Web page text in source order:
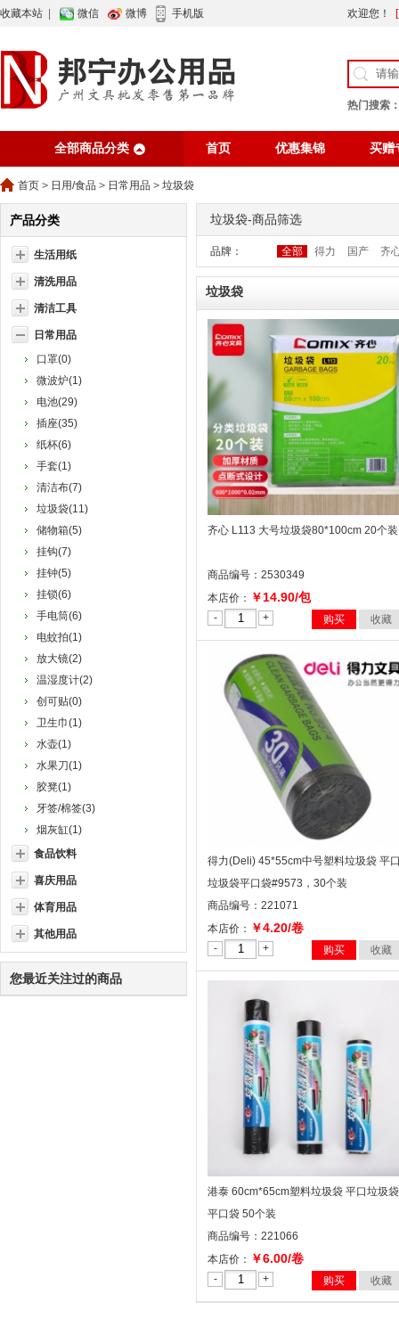
收藏本站 微信 微博 手机版 欢迎您！
热门搜索
全部商品分类 首页 优惠集锦 买赠
首页 > 日用/食品 > 日常用品 > 垃圾袋
产品分类
生活用纸
清洗用品
清洁工具
日常用品
口罩(0)
微波炉(1)
电池(29)
插座(35)
纸杯(6)
手套(1)
清洁布(7)
垃圾袋(11)
储物箱(5)
挂钩(7)
挂钟(5)
挂锁(6)
手电筒(6)
电蚊拍(1)
放大镜(2)
温湿度计(2)
创可贴(0)
卫生巾(1)
水壶(1)
水果刀(1)
胶凳(1)
牙签/棉签(3)
烟灰缸(1)
食品饮料
喜庆用品
体育用品
其他用品
您最近关注过的商品
垃圾袋-商品筛选
品牌： 全部 得力 国产 齐
垃圾袋
齐心 L113 大号垃圾袋80*100cm 20个装
商品编号：2530349
本店价： ￥14.90/包
- + 购买 收藏
得力(Deli) 45*55cm中号塑料垃圾袋 平
垃圾袋平口袋#9573，30个装
商品编号：221071
本店价： ￥4.20/卷
- + 购买 收藏
港泰 60cm*65cm塑料垃圾袋 平口垃圾袋
平口袋 50个装
商品编号：221066
本店价： ￥6.00/卷
- + 购买 收藏